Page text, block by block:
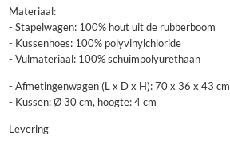
Materiaal:
- Stapelwagen: 100% hout uit de rubberboom
- Kussenhoes: 100% polyvinylchloride
- Vulmateriaal: 100% schuimpolyurethaan
- Afmetingenwagen (L x D x H): 70 x 36 x 43 cm
- Kussen: Ø 30 cm, hoogte: 4 cm
Levering